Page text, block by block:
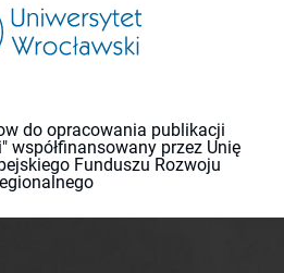
do opracowania publikacji
współfinansowany przez Unię
Funduszu Rozwoju